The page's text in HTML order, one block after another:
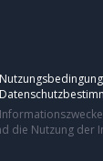
Nutzung